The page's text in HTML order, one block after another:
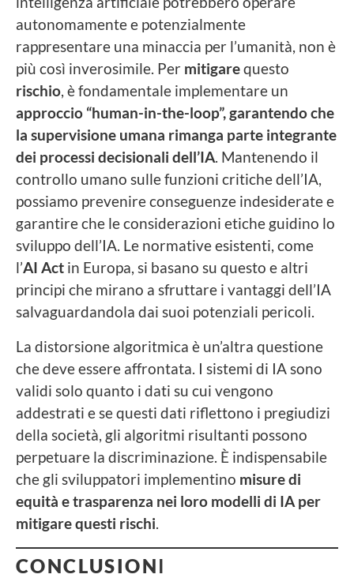
autonomamente e potenzialmente
rappresentare una minaccia per l’umanità, non è
più così inverosimile. Per mitigarequesto
rischio, è fondamentale implementare un
approccio “human-in-the-loop”, garantendo che
la supervisione umana rimanga parte integrante
dei processi decisionali dell’IA. Mantenendo il
controllo umano sulle funzioni critiche dell’IA,
possiamo prevenire conseguenze indesiderate e
garantire che le considerazioni etiche guidino lo
sviluppo dell’IA. Le normative esistenti, come
l’AI Act in Europa, si basano su questo e altri
principi che mirano a sfruttare i vantaggi dell’IA
salvaguardandola dai suoi potenziali pericoli.
La distorsione algoritmica è un’altra questione
che deve essere affrontata. I sistemi di IA sono
validi solo quanto i dati su cui vengono
addestrati e se questi dati riflettono i pregiudizi
della società, gli algoritmi risultanti possono
perpetuare la discriminazione. È indispensabile
che gli sviluppatori implementino misure di
equità e trasparenza nei loro modelli di IA per
mitigare questi rischi.
CONCLUSIONI